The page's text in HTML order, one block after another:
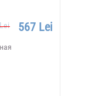
567 Lei